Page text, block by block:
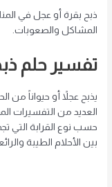
ذبح بقرة أو عجل في
المشاكل والصعوبات.
تفسير حلم
يذبح عجلاً أو حيواناً من
العديد من التفسيرات
حسب نوع القرابة التي
بين الأحلام الطيبة